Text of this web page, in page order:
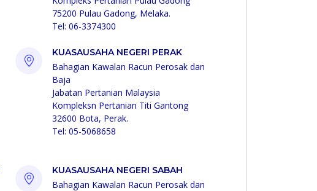
75200 Pulau Gadong, Melaka.
Tel: 06-3374300
KUASAUSAHA NEGERI PERAK
Bahagian Kawalan Racun Perosak dan
Baja
Jabatan Pertanian Malaysia
Kompleksn Pertanian Titi Gantong
32600 Bota, Perak.
Tel: 05-5068658
KUASAUSAHA NEGERI SABAH
Bahagian Kawalan Racun Perosak dan